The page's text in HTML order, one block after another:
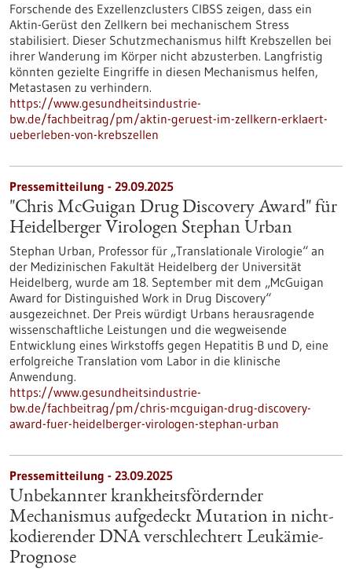
Forschende des Exzellenzclusters CIBSS zeigen, dass ein
Aktin-Gerüst den Zellkern bei mechanischem Stress
stabilisiert. Dieser Schutzmechanismus hilft Krebszellen bei
ihrer Wanderung im Körper nicht abzusterben. Langfristig
könnten gezielte Eingriffe in diesen Mechanismus helfen,
Metastasen zu verhindern.
https://www.gesundheitsindustrie-
bw.de/fachbeitrag/pm/aktin-geruest-im-zellkern-erklaert-
ueberleben-von-krebszellen
Pressemitteilung - 29.09.2025
"Chris McGuigan Drug Discovery Award" für
Heidelberger Virologen Stephan Urban
Stephan Urban, Professor für „Translationale Virologie“ an
der Medizinischen Fakultät Heidelberg der Universität
Heidelberg, wurde am 18. September mit dem „McGuigan
Award for Distinguished Work in Drug Discovery“
ausgezeichnet. Der Preis würdigt Urbans herausragende
wissenschaftliche Leistungen und die wegweisende
Entwicklung eines Wirkstoffs gegen Hepatitis B und D, eine
erfolgreiche Translation vom Labor in die klinische
Anwendung.
https://www.gesundheitsindustrie-
bw.de/fachbeitrag/pm/chris-mcguigan-drug-discovery-
award-fuer-heidelberger-virologen-stephan-urban
Pressemitteilung - 23.09.2025
Unbekannter krankheitsfördernder
Mechanismus aufgedeckt Mutation in nicht-
kodierender DNA verschlechtert Leukämie-
Prognose